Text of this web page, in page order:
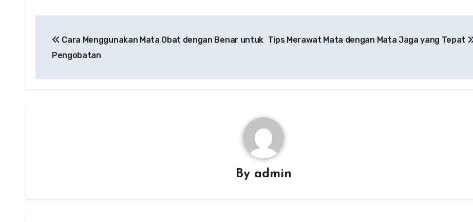
navigation
Cara Menggunakan Mata Obat dengan Benar untuk
Pengobatan
Tips Merawat Mata dengan Mata Jaga yang Tepat
By admin